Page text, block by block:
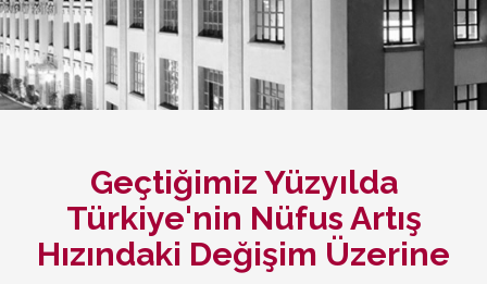
Geçtiğimiz Yüzyılda
Türkiye'nin Nüfus Artış
Hızındaki Değişim Üzerine